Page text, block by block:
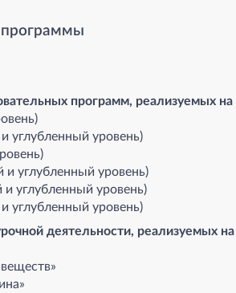
программ, реализуемых на
углубленный уровень)
углубленный уровень)
и углубленный уровень)
углубленный уровень)
деятельности, реализуемых на